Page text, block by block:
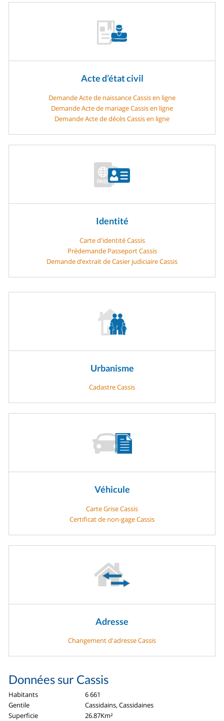
Acte d’état civil
Demande Acte de naissance Cassis en ligne
Demande Acte de mariage Cassis en ligne
Demande Acte de décès Cassis en ligne
Identité
Carte d'identité Cassis
Prédemande Passeport Cassis
Demande d’extrait de Casier judiciaire Cassis
Urbanisme
Cadastre Cassis
Véhicule
Carte Grise Cassis
Certificat de non-gage Cassis
Adresse
Changement d'adresse Cassis
Données sur Cassis
Habitants
6 661
Gentile
Cassidains, Cassidaines
Superficie
26.87Km²